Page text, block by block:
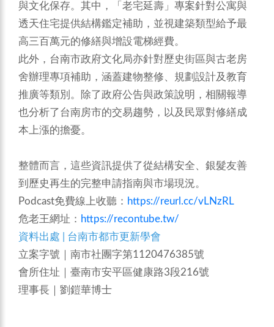
與文化保存。其中，「老宅延壽」專案針對公寓與
透天住宅提供結構鑑定補助，並視建築類型給予最
高三百萬元的修繕與增設電梯經費。
此外，台南市政府文化局亦針對歷史街區與古老房
舍辦理專項補助，涵蓋建物整修、規劃設計及教育
推廣等類別。除了政府公告與政策說明，相關報導
也分析了台南房市的交易趨勢，以及民眾對修繕成
本上漲的擔憂。
整體而言，這些資訊提供了從結構安全、銀髮友善
到歷史再生的完整申請指南與市場現況。
Podcast免費線上收聽： https://reurl.cc/vLNzRL
危老王網址： https://recontube.tw/
資料出處 | 台南市都市更新學會
立案字號｜南市社團字第1120476385號
會所住址｜臺南市安平區健康路3段216號
理事長｜劉鎧華博士